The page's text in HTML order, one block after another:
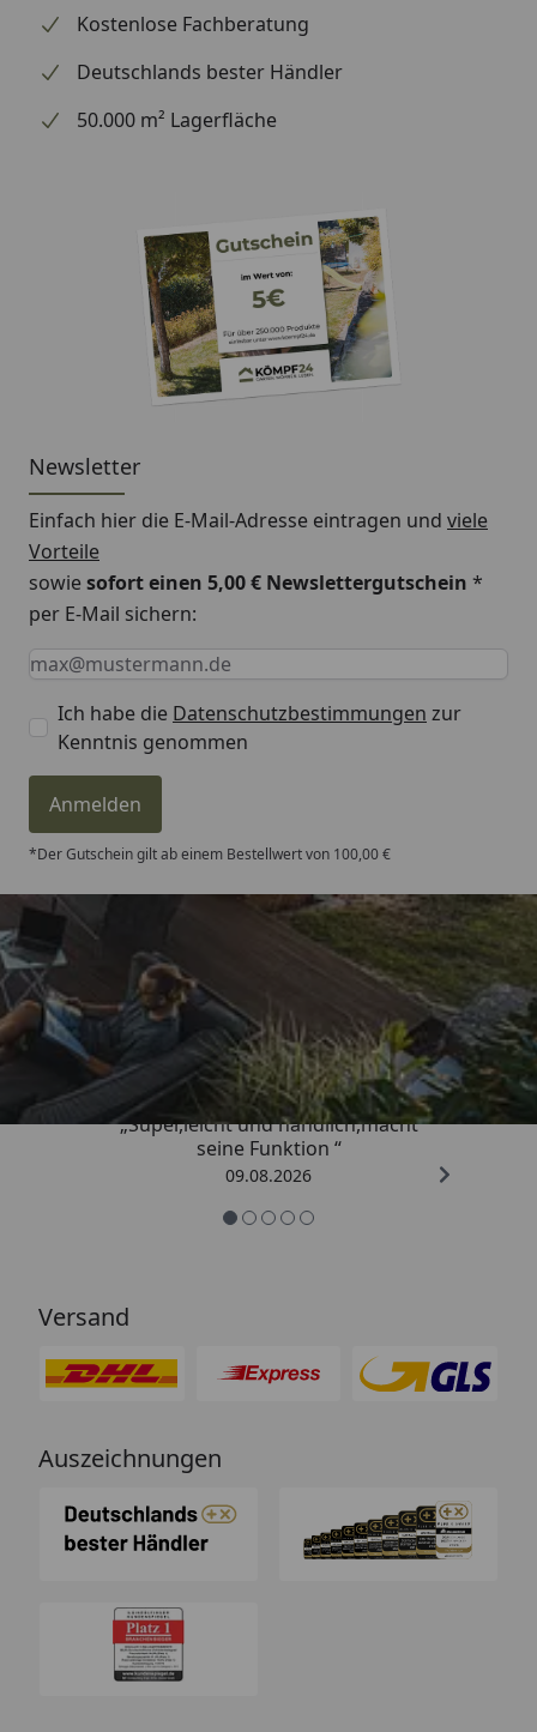
Kostenlose Fachberatung
Deutschlands bester Händler
50.000 m² Lagerfläche
Newsletter
Einfach hier die E-Mail-Adresse eintragen und viele
Vorteile
sowiesofort einen 5,00 € Newslettergutschein *
per E-Mail sichern:
Keine Eingabe erforderlich
Eingabe erforderlich
E-Mail *
Ich habe die Datenschutzbestimmungen zur
Kenntnis genommen
Anmelden
*Der Gutschein gilt ab einem Bestellwert von 100,00 €
Trusted Shops
4,81/ 5
„Super,leicht und handlich,macht
seine Funktion “
09.08.2026
Versand
Auszeichnungen